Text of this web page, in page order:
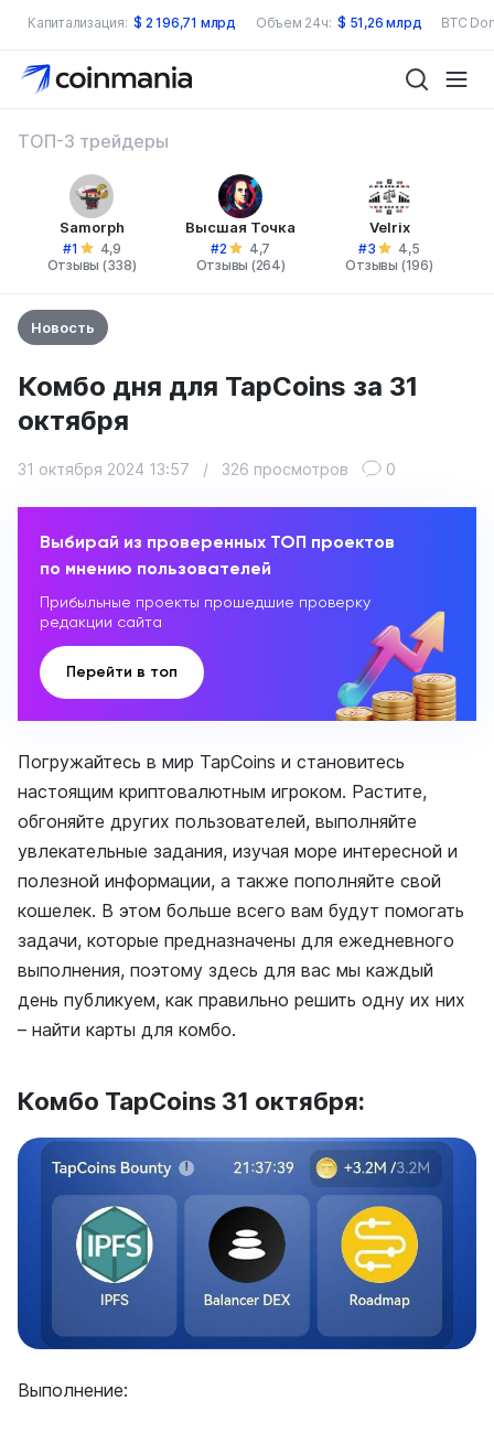
Капитализация: $ 2 196,71 млрд Объем 24ч: $ 51,26 млрд BTC
ТОП-3 трейдеры
Samorph
#1
4,9
Отзывы (338)
Высшая Точка
#2
4,7
Отзывы (264)
Velrix
#3
4,5
Отзывы (196)
Новость
Комбо дня для TapCoins за 31
октября
31 октября 2024 13:57 / 326 просмотров 0
Выбирай из проверенных ТОП проектов
по мнению пользователей
Прибыльные проекты прошедшие проверку
редакции сайта
Перейти в топ
Погружайтесь в мир TapCoins и становитесь
настоящим криптовалютным игроком. Растите,
обгоняйте других пользователей, выполняйте
увлекательные задания, изучая море интересной и
полезной информации, а также пополняйте свой
кошелек. В этом больше всего вам будут помогать
задачи, которые предназначены для ежедневного
выполнения, поэтому здесь для вас мы каждый
день публикуем, как правильно решить одну их них
– найти карты для комбо.
Комбо TapCoins 31 октября:
Выполнение: